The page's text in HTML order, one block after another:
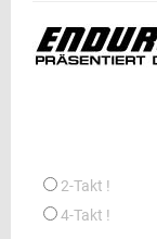
2-Takt !
4-Takt !